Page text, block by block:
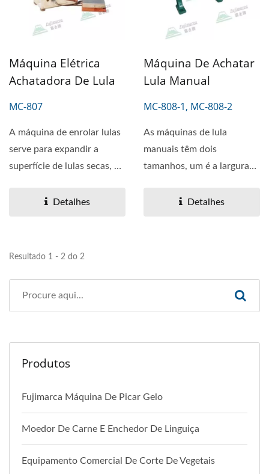
Máquina Elétrica
Achatadora De Lula
MC-807
A máquina de enrolar lulas
serve para expandir a
superfície de lulas secas, o
Detalhes
Máquina De Achatar
Lula Manual
MC-808-1, MC-808-2
As máquinas de lula
manuais têm dois
tamanhos, um é a largura
(grande),...
Detalhes
Resultado 1 - 2 do 2
Produtos
Fujimarca Máquina De Picar Gelo
Moedor De Carne E Enchedor De Linguiça
Equipamento Comercial De Corte De Vegetais